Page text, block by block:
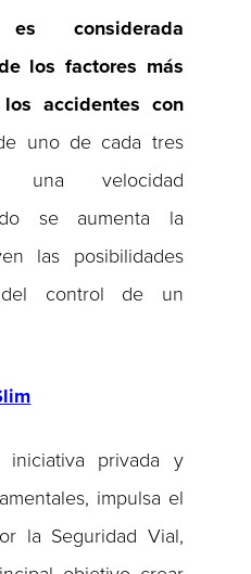
considerada
los factores más
accidentes con
uno de cada tres
una velocidad
se aumenta la
las posibilidades
del control de un
privada y
impulsa el
la Seguridad Vial,